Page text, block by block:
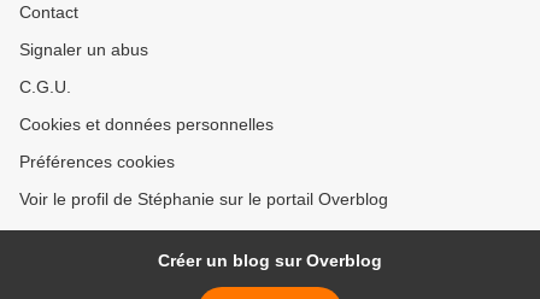
Contact
Signaler un abus
C.G.U.
Cookies et données personnelles
Préférences cookies
Voir le profil de Stéphanie sur le portail Overblog
Créer un blog sur Overblog